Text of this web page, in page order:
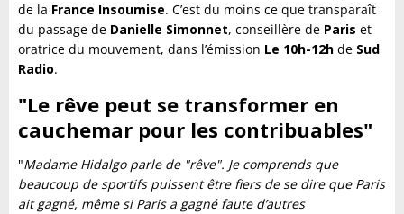
de la France Insoumise. C’est du moins ce que transparaît
du passage de Danielle Simonnet, conseillère de Paris et
oratrice du mouvement, dans l’émission Le 10h-12h de Sud
Radio.
"Le rêve peut se transformer en
cauchemar pour les contribuables"
"Madame Hidalgo parle de "rêve". Je comprends que
beaucoup de sportifs puissent être fiers de se dire que Paris
ait gagné, même si Paris a gagné faute d’autres